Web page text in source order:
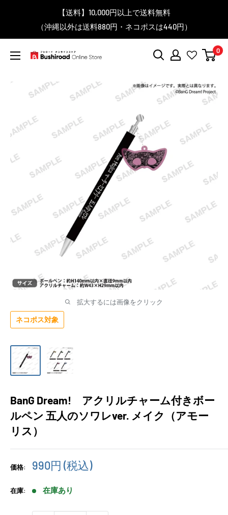
▼送料をおトクにお買物する方法をご紹介♪
【こちらをクリック】
【送料】10,000円以上で送料無料
（沖縄以外は送料880円・ネコポスは440円）
＼予約受付中！／
BanG Dream! ちゃむりぃ みに Ave Mujica 鮮美透涼 ver.販売
中！
▼「作品・ブランドから探す」で
欲しい商品を手に入れよう！
▼スムーズに商品を探すなら、
「カテゴリーから探す」を活用しよう！
▼お気に入り登録機能を活用しよう♪
【こちらをクリック】
ブ
ー
オ
ス
ア
0
拡大するには画像をクリック
ネコポス対象
BanG Dream! アクリルチャーム付きボー
ルペン 五人のソワレver. メイク（アモー
リス）
価格:
販
価
990円 (税込)
在庫: 在庫あり